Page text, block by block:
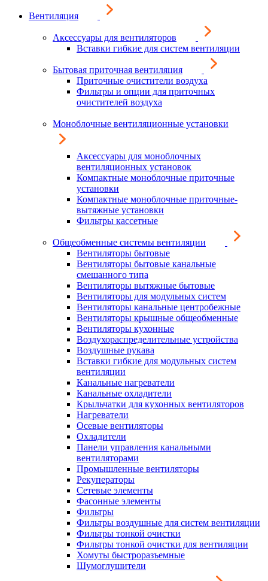
Вентиляция
Аксессуары для вентиляторов
Вставки гибкие для систем вентиляции
Бытовая приточная вентиляция
Приточные очистители воздуха
Фильтры и опции для приточных
очистителей воздуха
Моноблочные вентиляционные установки
Аксессуары для моноблочных
вентиляционных установок
Компактные моноблочные приточные
установки
Компактные моноблочные приточные-
вытяжные установки
Фильтры кассетные
Общеобменные системы вентиляции
Вентиляторы бытовые
Вентиляторы бытовые канальные
смешанного типа
Вентиляторы вытяжные бытовые
Вентиляторы для модульных систем
Вентиляторы канальные центробежные
Вентиляторы крышные общеобменные
Вентиляторы кухонные
Воздухораспределительные устройства
Воздушные рукава
Вставки гибкие для модульных систем
вентиляции
Канальные нагреватели
Канальные охладители
Крыльчатки для кухонных вентиляторов
Нагреватели
Осевые вентиляторы
Охладители
Панели управления канальными
вентиляторами
Промышленные вентиляторы
Рекуператоры
Сетевые элементы
Фасонные элементы
Фильтры
Фильтры воздушные для систем вентиляции
Фильтры тонкой очистки
Фильтры тонкой очистки для вентиляции
Хомуты быстроразъемные
Шумоглушители